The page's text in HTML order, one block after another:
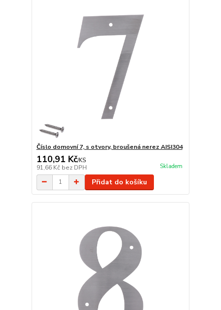
Číslo domovní 7, s otvory, broušená nerez AISI304
110,91 Kč/KS
91,66 Kč bez DPH Skladem
Přidat do košíku